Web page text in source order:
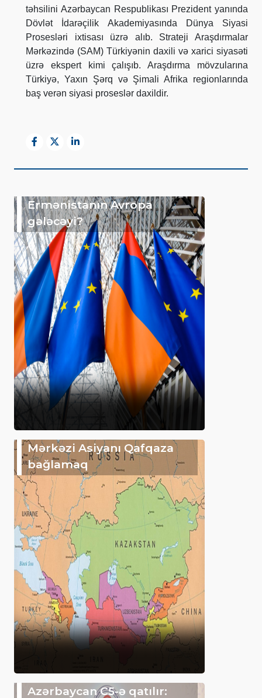
təhsilini Azərbaycan Respublikası Prezident yanında
Dövlət İdarəçilik Akademiyasında Dünya Siyasi
Prosesləri ixtisası üzrə alıb. Strateji Araşdırmalar
Mərkəzində (SAM) Türkiyənin daxili və xarici siyasəti
üzrə ekspert kimi çalışıb. Araşdırma mövzularına
Türkiyə, Yaxın Şərq və Şimali Afrika regionlarında
baş verən siyasi proseslər daxildir.
Ermənistanın Avropa
gələcəyi?
Mərkəzi Asiyanı Qafqaza
bağlamaq
Azərbaycan C5-ə qatılır: